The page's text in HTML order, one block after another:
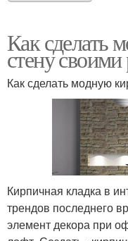
Как сделать
стену
Как сделать модную
Кирпичная кладка в
трендов последнего
элемент декора при